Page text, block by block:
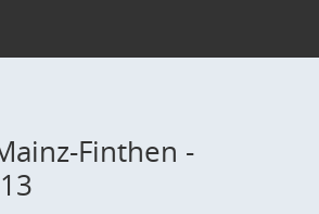
Finthen -